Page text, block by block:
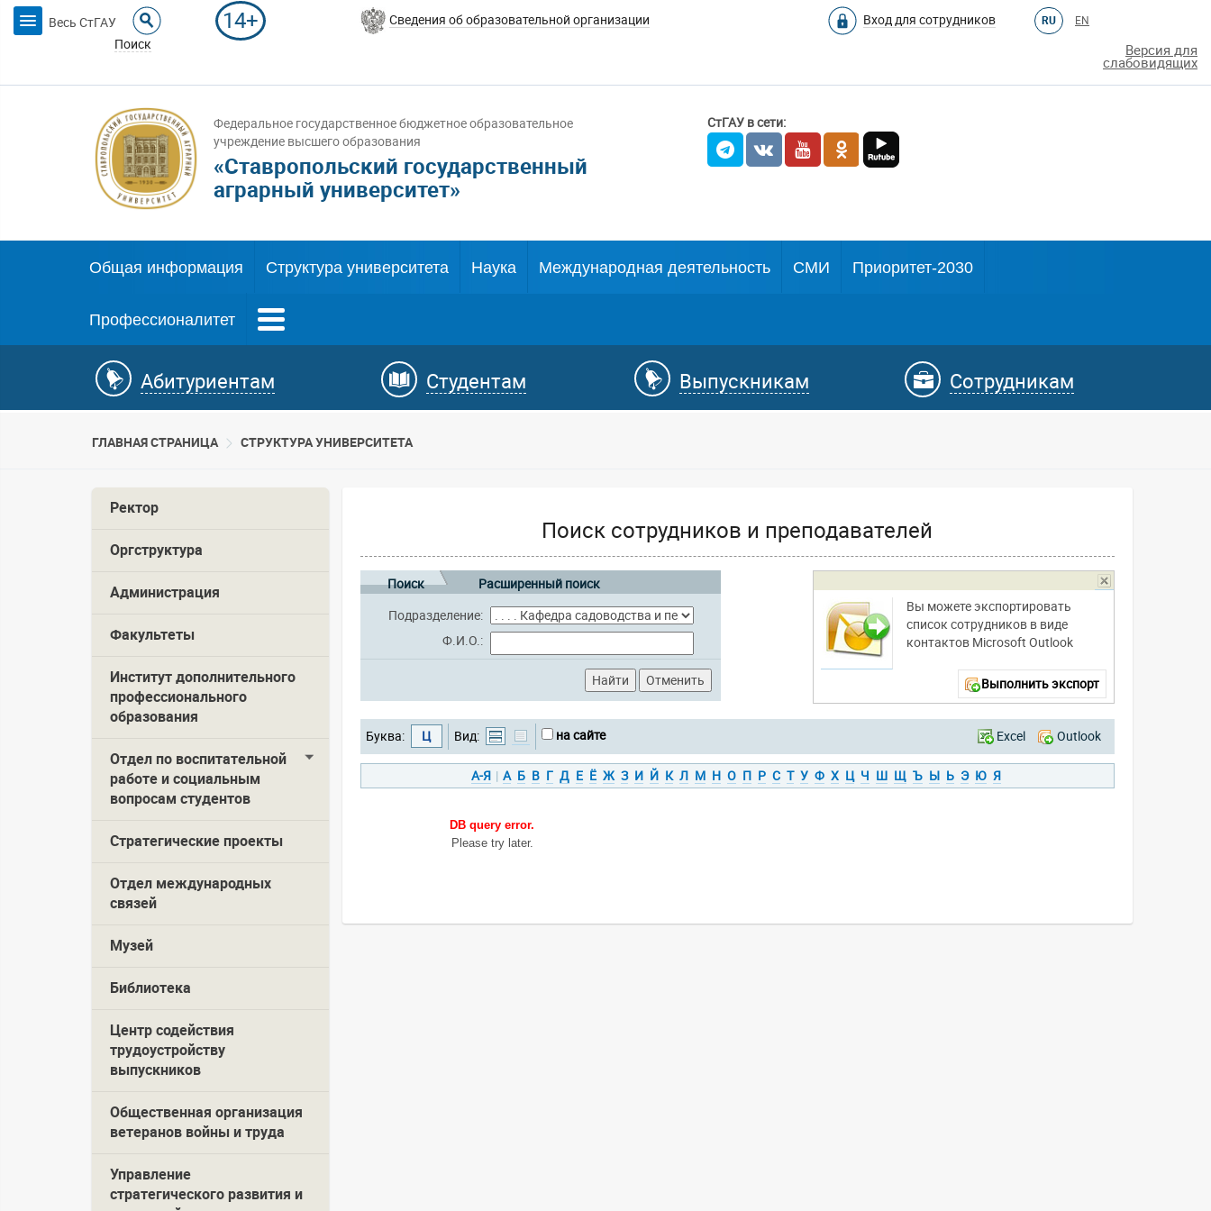
Весь СтГАУ
Поиск
14+ Сведения об образовательной организации Вход для сотрудников RU EN
Версия для
слабовидящих
Федеральное государственное бюджетное образовательное
учреждение высшего образования
«Ставропольский государственный
аграрный университет»
СтГАУ в сети:
Общая информация Структура университета Наука Международная деятельность СМИ Приоритет-2030
Профессионалитет
Абитуриентам Студентам Выпускникам Сотрудникам
ГЛАВНАЯ СТРАНИЦА CТРУКТУРА УНИВЕРСИТЕТА
Ректор
Оргструктура
Администрация
Факультеты
Институт дополнительного
профессионального
образования
Отдел по воспитательной
работе и социальным
вопросам студентов
Стратегические проекты
Отдел международных
связей
Музей
Библиотека
Центр содействия
трудоустройству
выпускников
Общественная организация
ветеранов войны и труда
Управление
стратегического развития и
Поиск сотрудников и преподавателей
Вы можете экспортировать
список сотрудников в виде
контактов Microsoft Outlook
Выполнить экспорт
Поиск Расширенный поиск
Подразделение:
Ф.И.О.:
Буква: Ц Вид: на сайте Excel Outlook
А-Я | А Б В Г Д Е Ё Ж З И Й К Л М Н О П Р С Т У Ф Х Ц Ч Ш Щ Ъ Ы Ь Э Ю Я
DB query error.
Please try later.